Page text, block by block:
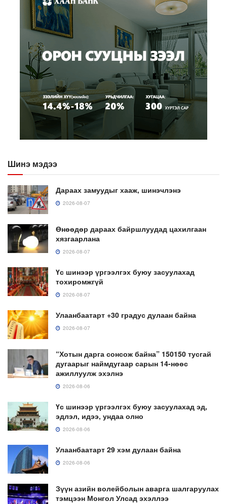
Шинэ мэдээ
Дараах замуудыг хааж, шинэчлэнэ
2026-08-07
Өнөөдөр дараах байршлуудад цахилгаан
хязгаарлана
2026-08-07
Үс шинээр үргээлгэх буюу засуулахад
тохиромжгүй
2026-08-07
Улаанбаатарт +30 градус дулаан байна
2026-08-07
“Хотын дарга сонсож байна” 150150 тусгай
дугаарыг наймдугаар сарын 14-нөөс
ажиллуулж эхэлнэ
2026-08-06
Үс шинээр үргээлгэх буюу засуулахад эд,
эдлэл, идээ, ундаа олно
2026-08-06
Улаанбаатарт 29 хэм дулаан байна
2026-08-06
Зүүн азийн волейболын аварга шалгаруулах
тэмцээн Монгол Улсад эхэллээ